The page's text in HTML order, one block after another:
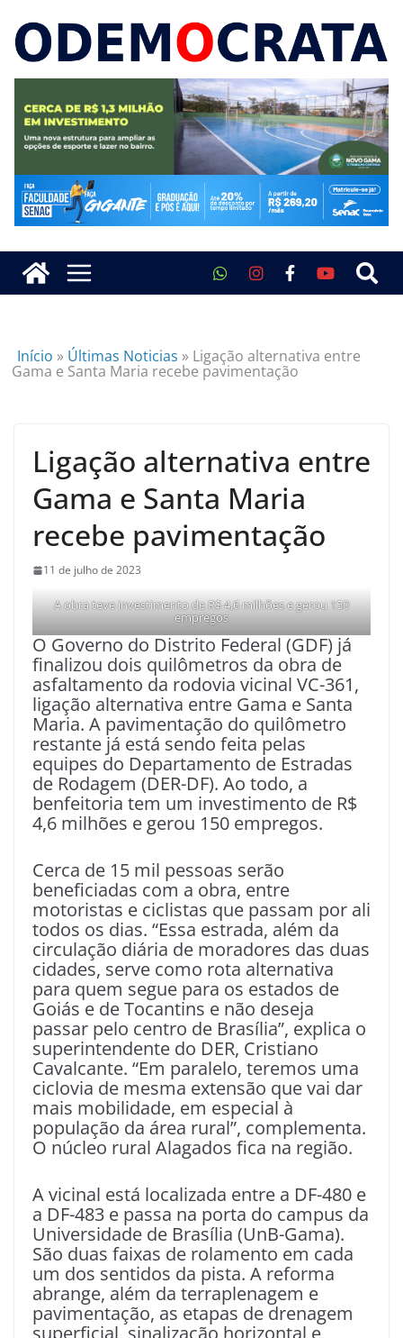
Início » Últimas Noticias » Ligação alternativa entre
Gama e Santa Maria recebe pavimentação
Ligação alternativa entre
Gama e Santa Maria
recebe pavimentação
11 de julho de 2023
A obra teve investimento de R$ 4,6 milhões e gerou 150
empregos
O Governo do Distrito Federal (GDF) já
finalizou dois quilômetros da obra de
asfaltamento da rodovia vicinal VC-361,
ligação alternativa entre Gama e Santa
Maria. A pavimentação do quilômetro
restante já está sendo feita pelas
equipes do Departamento de Estradas
de Rodagem (DER-DF). Ao todo, a
benfeitoria tem um investimento de R$
4,6 milhões e gerou 150 empregos.
Cerca de 15 mil pessoas serão
beneficiadas com a obra, entre
motoristas e ciclistas que passam por ali
todos os dias. “Essa estrada, além da
circulação diária de moradores das duas
cidades, serve como rota alternativa
para quem segue para os estados de
Goiás e de Tocantins e não deseja
passar pelo centro de Brasília”, explica o
superintendente do DER, Cristiano
Cavalcante. “Em paralelo, teremos uma
ciclovia de mesma extensão que vai dar
mais mobilidade, em especial à
população da área rural”, complementa.
O núcleo rural Alagados fica na região.
A vicinal está localizada entre a DF-480 e
a DF-483 e passa na porta do campus da
Universidade de Brasília (UnB-Gama).
São duas faixas de rolamento em cada
um dos sentidos da pista. A reforma
abrange, além da terraplenagem e
pavimentação, as etapas de drenagem